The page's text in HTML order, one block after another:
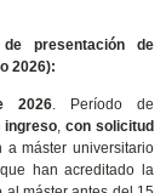
de presentación de
2026):
2026. Período de
ingreso,con solicitud
máster universitario
han acreditado la